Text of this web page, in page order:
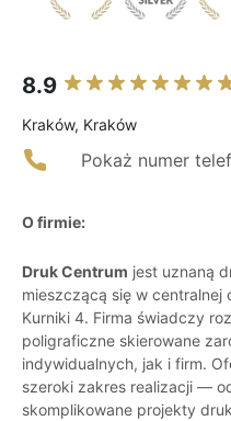
8.9
Kraków, Kraków
Pokaż numer
O firmie:
Druk Centrum jest uznaną
mieszczącą się w
Kurniki 4. Firma świadczy
poligraficzne skierowane
indywidualnych, jak i firm.
szeroki zakres realizacji —
skomplikowane projekty